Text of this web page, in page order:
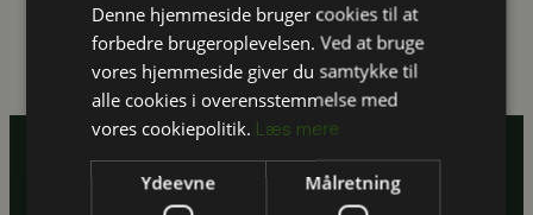
CVR.: 35894373
Denne hjemmeside bruger cookies til at
forbedre brugeroplevelsen. Ved at bruge
vores hjemmeside giver du samtykke til
alle cookies i overensstemmelse med
vores cookiepolitik. Læs mere
Ydeevne Målretning